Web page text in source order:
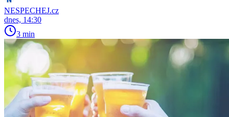
NESPECHEJ.cz
dnes, 14:30
3 min